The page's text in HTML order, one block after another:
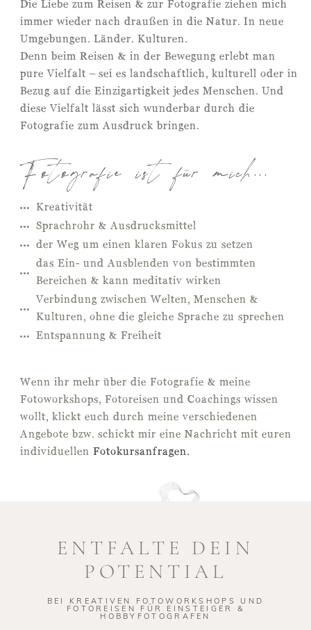
Die Liebe zum Reisen & zur Fotografie ziehen mich
immer wieder nach draußen in die Natur. In neue
Umgebungen. Länder. Kulturen.
Denn beim Reisen & in der Bewegung erlebt man
pure Vielfalt – sei es landschaftlich, kulturell oder in
Bezug auf die Einzigartigkeit jedes Menschen. Und
diese Vielfalt lässt sich wunderbar durch die
Fotografie zum Ausdruck bringen.
Fotografie ist für mich...
Kreativität
Sprachrohr & Ausdrucksmittel
der Weg um einen klaren Fokus zu setzen
das Ein- und Ausblenden von bestimmten
Bereichen & kann meditativ wirken
Verbindung zwischen Welten, Menschen &
Kulturen, ohne die gleiche Sprache zu sprechen
Entspannung & Freiheit
Wenn ihr mehr über die Fotografie & meine
Fotoworkshops, Fotoreisen und Coachings wissen
wollt, klickt euch durch meine verschiedenen
Angebote bzw. schickt mir eine Nachricht mit euren
individuellen Fotokursanfragen.
ENTFALTE DEIN
POTENTIAL
BEI KREATIVEN FOTOWORKSHOPS UND
FOTOREISEN FÜR EINSTEIGER &
HOBBYFOTOGRAFEN